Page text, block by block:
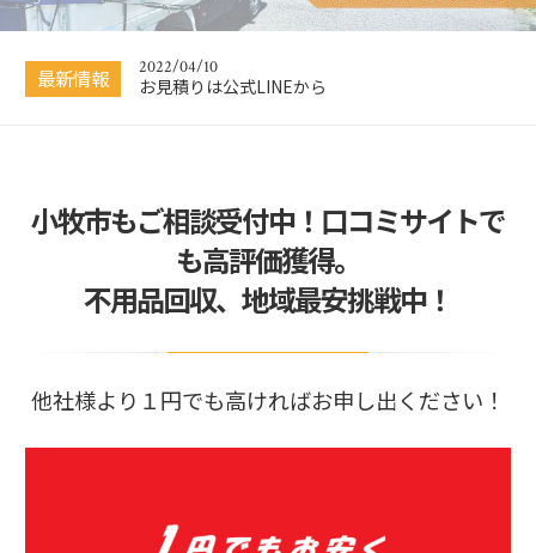
最新情報
2025年3月のご予約状況
2022/04/10
お見積りは公式LINEから
2020/12/18
お客様からの嬉しい口コミ
2020/12/05
引越し業者選びで失敗しない方法
小牧市もご相談受付中！口コミサイトで
も高評価獲得。
不用品回収、地域最安挑戦中！
他社様より１円でも高ければお申し出ください！